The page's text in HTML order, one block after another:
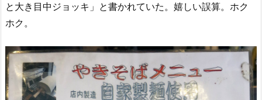
と大き目中ジョッキ」と書かれていた。嬉しい誤算。ホク
ホク。